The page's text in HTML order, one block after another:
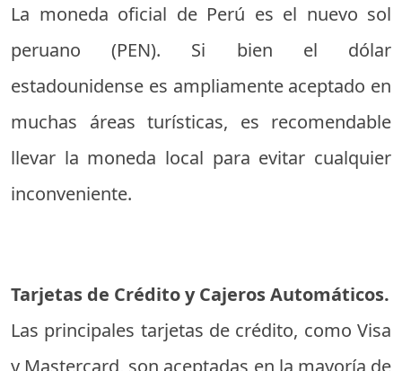
La moneda oficial de Perú es el nuevo sol
peruano (PEN). Si bien el dólar
estadounidense es ampliamente aceptado en
muchas áreas turísticas, es recomendable
llevar la moneda local para evitar cualquier
inconveniente.
Tarjetas de Crédito y Cajeros Automáticos.
Las principales tarjetas de crédito, como Visa